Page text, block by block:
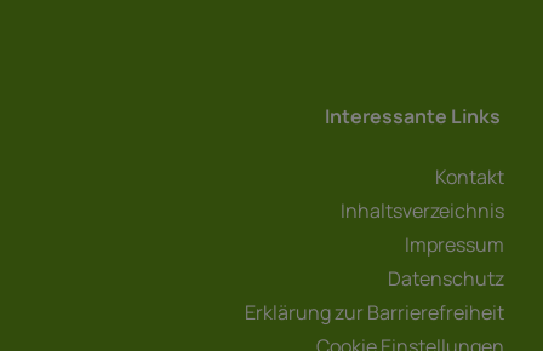
Interessante Links
Kontakt
Inhaltsverzeichnis
Impressum
Datenschutz
Erklärung zur Barrierefreiheit